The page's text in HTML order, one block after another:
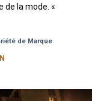
de la mode. «
de Marque